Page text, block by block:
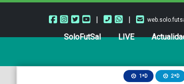
| |
SoloFutSal LIVE
1ªD 2ªD